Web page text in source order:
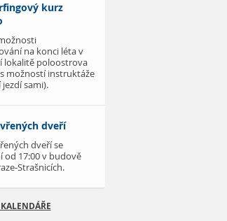
kurz
na konci léta v
lokalitě poloostrova
možností instruktáže
sami).
dveří
dveří se
od 17:00 v budově
Strašnicích.